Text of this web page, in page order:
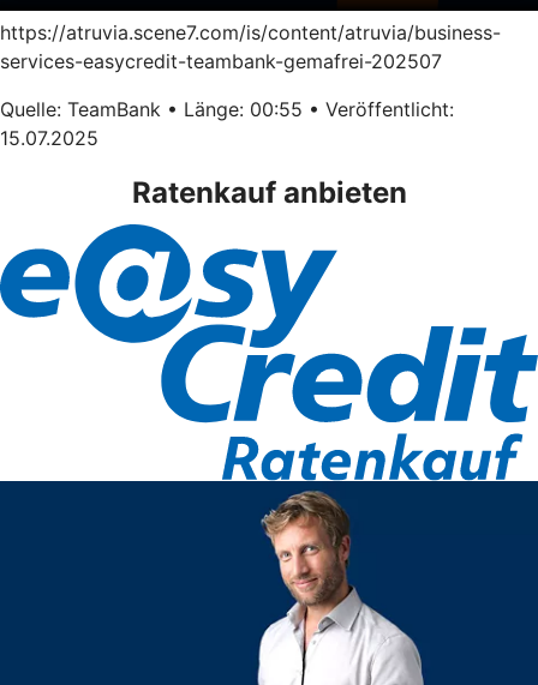
https://atruvia.scene7.com/is/content/atruvia/business-
services-easycredit-teambank-gemafrei-202507
Quelle: TeamBank • Länge: 00:55 • Veröffentlicht:
15.07.2025
Ratenkauf anbieten